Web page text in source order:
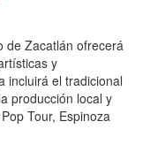
de Zacatlán ofrecerá
y
incluirá el tradicional
producción local y
Tour, Espinoza